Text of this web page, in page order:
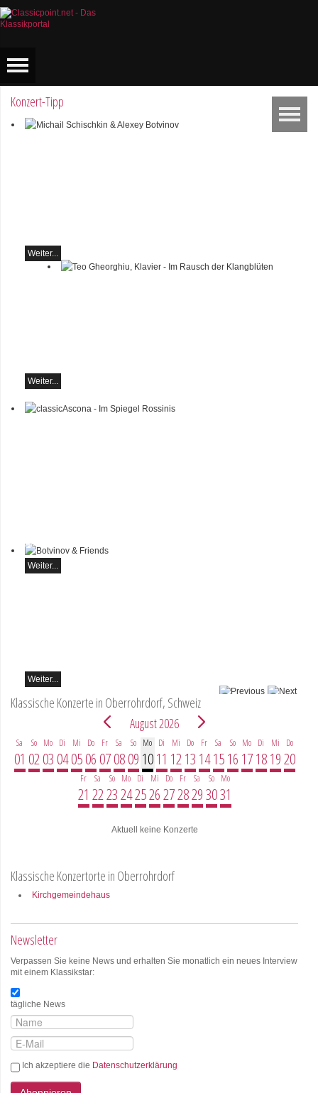
Konzert-Tipp
Weiter...
Weiter...
Ascona
Weiter...
Weiter...
Klassische Konzerte in Oberrohrdorf, Schweiz
August 2026
Sa
01
So
02
Mo
03
Di
04
Mi
05
Do
06
Fr
07
Sa
08
So
09
Mo
10
Di
11
Mi
12
Do
13
Fr
14
Sa
15
So
16
Mo
17
Di
18
Mi
19
Do
20
Fr
21
Sa
22
So
23
Mo
24
Di
25
Mi
26
Do
27
Fr
28
Sa
29
So
30
Mo
31
Aktuell keine Konzerte
Klassische Konzertorte in Oberrohrdorf
Kirchgemeindehaus
Newsletter
Verpassen Sie keine News und erhalten Sie monatlich ein neues Interview
mit einem Klassikstar:
tägliche News
Ich akzeptiere die Datenschutzerklärung